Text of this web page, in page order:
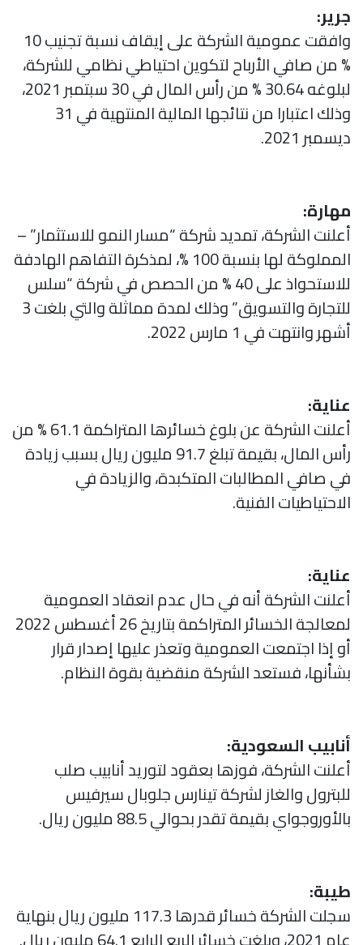
جرير:
وافقت عمومية الشركة على إيقاف نسبة تجنيب 10
% من صافي الأرباح لتكوين احتياطي نظامي للشركة،
لبلوغه 30.64 % من رأس المال في 30 سبتمبر 2021،
وذلك اعتبارا من نتائجها المالية المنتهية في 31
ديسمبر 2021.
مهارة:
أعلنت الشركة، تمديد شركة “مسار النمو للاستثمار” –
المملوكة لها بنسبة 100 %، لمذكرة التفاهم الهادفة
للاستحواذ على 40 % من الحصص في شركة “سلس
للتجارة والتسويق” وذلك لمدة مماثلة والتي بلغت 3
أشهر وانتهت في 1 مارس 2022.
عناية:
أعلنت الشركة عن بلوغ خسائرها المتراكمة 61.1 % من
رأس المال، بقيمة تبلغ 91.7 مليون ريال بسبب زيادة
في صافي المطالبات المتكبدة، والزيادة في
الاحتياطيات الفنية.
عناية:
أعلنت الشركة أنه في حال عدم انعقاد العمومية
لمعالجة الخسائر المتراكمة بتاريخ 26 أغسطس 2022
أو إذا اجتمعت العمومية وتعذر عليها إصدار قرار
بشأنها، فستعد الشركة منقضية بقوة النظام.
أنابيب السعودية:
أعلنت الشركة، فوزها بعقود لتوريد أنابيب صلب
للبترول والغاز لشركة تينارس جلوبال سيرفيس
بالأوروجواي بقيمة تقدر بحوالي 88.5 مليون ريال.
طيبة:
سجلت الشركة خسائر قدرها 117.3 مليون ريال بنهاية